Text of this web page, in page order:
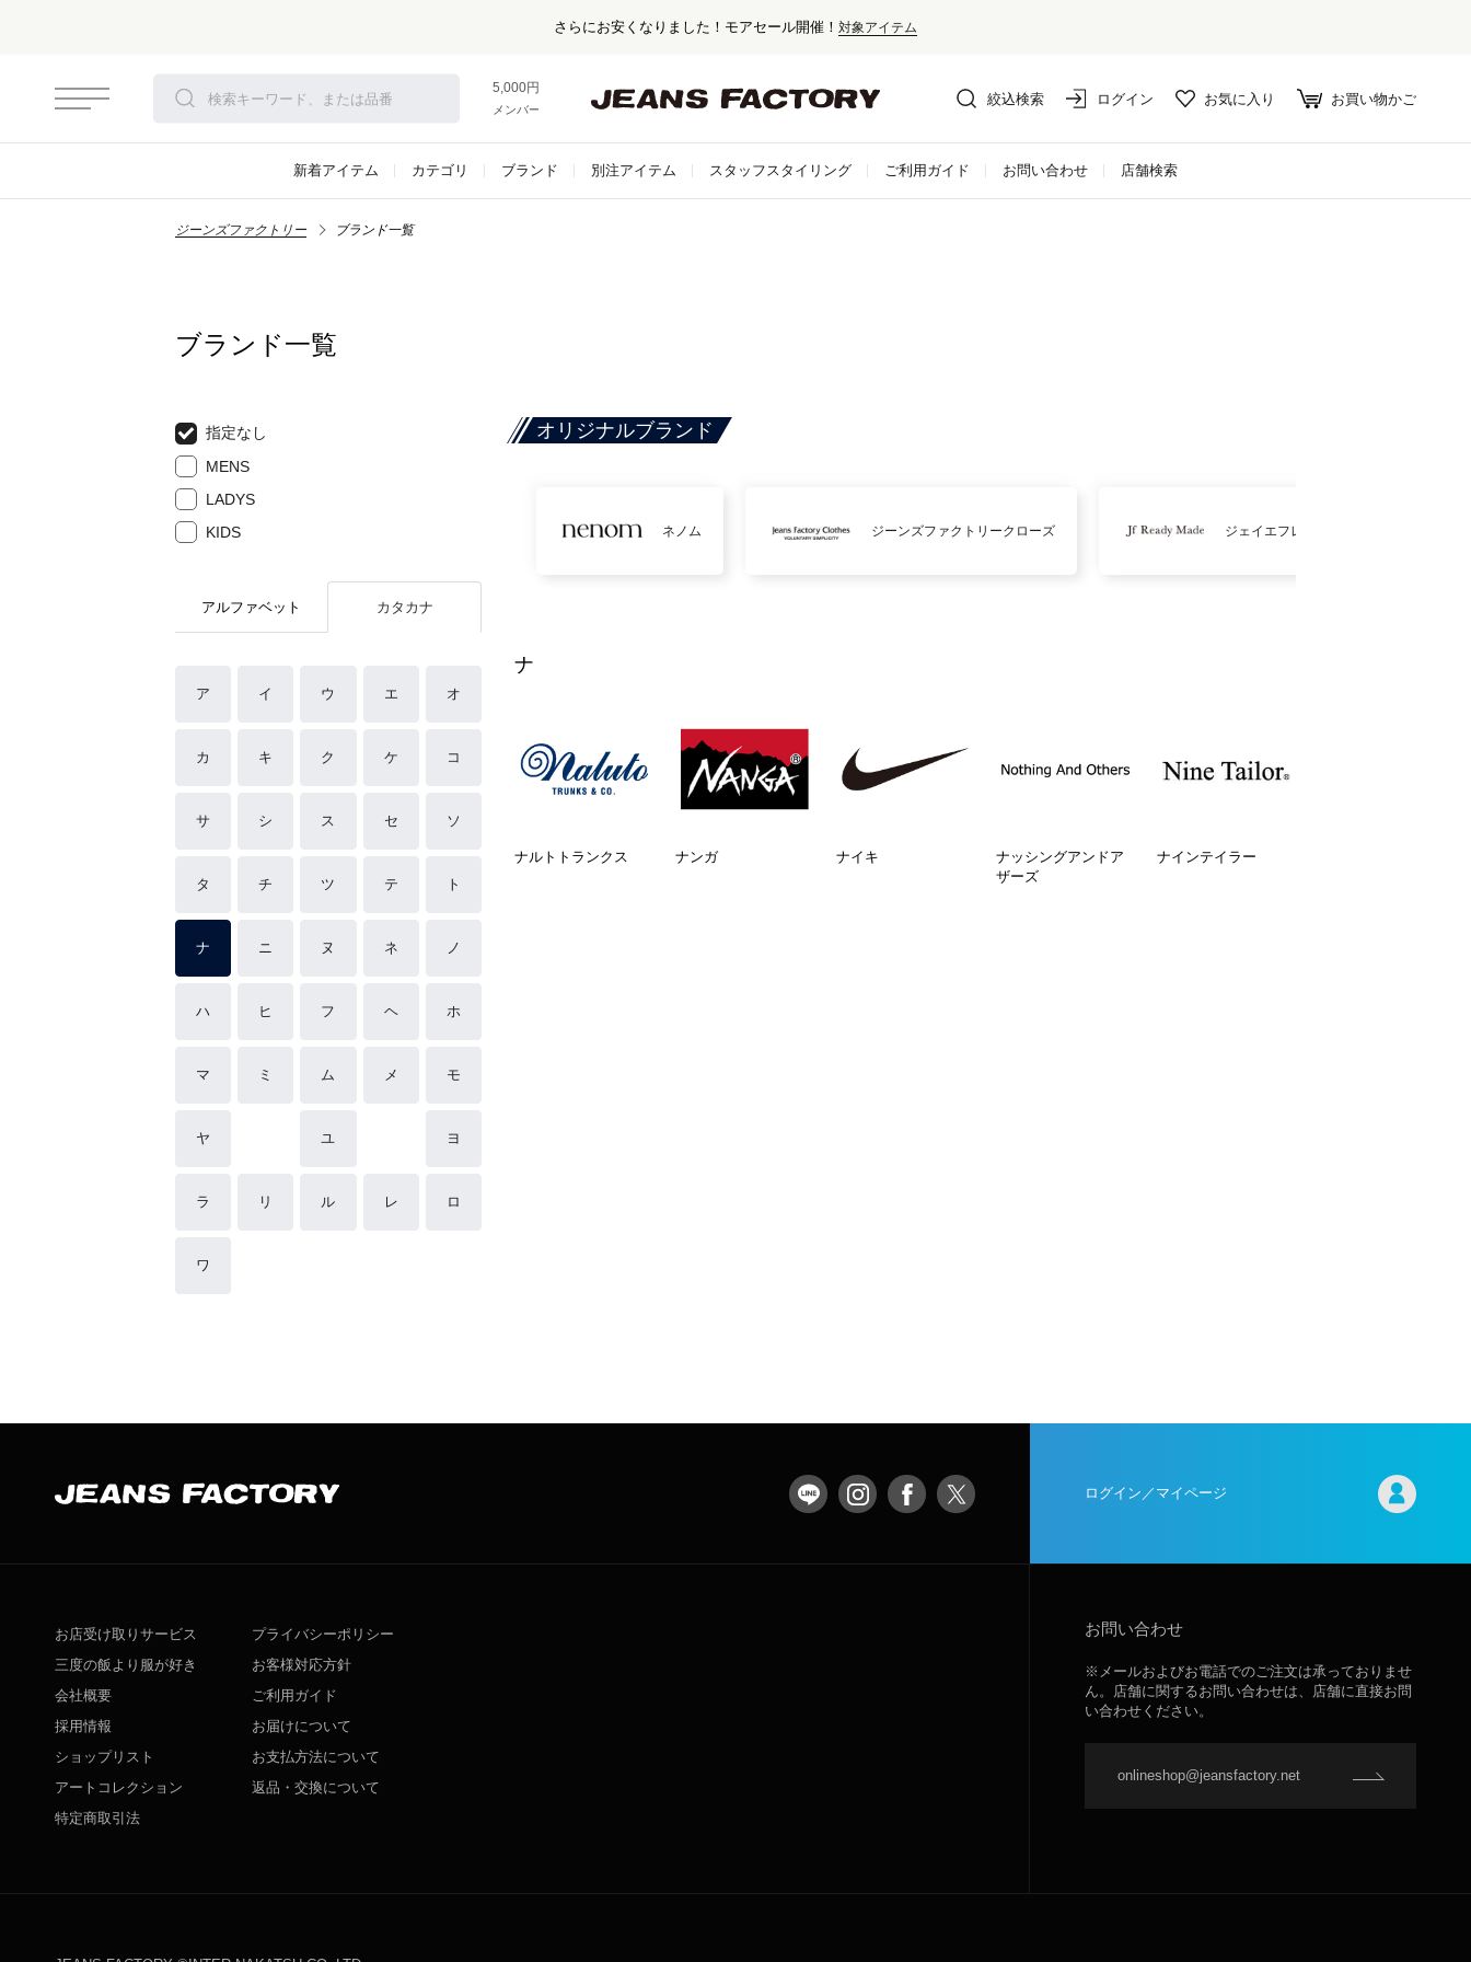
さらにお安くなりました！モアセール開催！ 対象アイテム
5,000円以上お買い上げで送料無料！
メンバー登録でお得な情報をゲット。さらに詳しく
絞込検索 ログイン お気に入り お買い物かご
新着アイテム カテゴリ ブランド 別注アイテム スタッフスタイリング ご利用ガイド お問い合わせ 店舗検索
ジーンズファクトリー ブランド一覧
ブランド一覧
指定なし
MENS
LADYS
KIDS
アルファベット カタカナ
ア イ ウ エ オ
カ キ ク ケ コ
サ シ ス セ ソ
タ チ ツ テ ト
ナ ニ ヌ ネ ノ
ハ ヒ フ ヘ ホ
マ ミ ム メ モ
ヤ ユ ヨ
ラ リ ル レ ロ
ワ
オリジナルブランド
ネノム ジーンズファクトリークローズ ジェイエフレディメイド
ナ
ナルトトランクス ナンガ ナイキ
ナッシングアンドア
ザーズ
ナインテイラー
ログイン／マイページ
お店受け取りサービス
三度の飯より服が好き
会社概要
採用情報
ショップリスト
アートコレクション
特定商取引法
プライバシーポリシー
お客様対応方針
ご利用ガイド
お届けについて
お支払方法について
返品・交換について
お問い合わせ
※メールおよびお電話でのご注文は承っておりませ
ん。店舗に関するお問い合わせは、店舗に直接お問
い合わせください。
onlineshop@jeansfactory.net